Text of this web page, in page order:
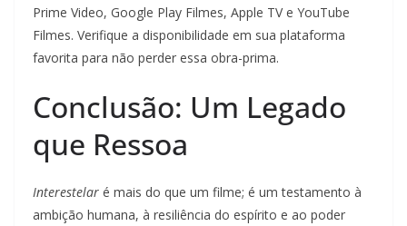
Prime Video, Google Play Filmes, Apple TV e YouTube
Filmes. Verifique a disponibilidade em sua plataforma
favorita para não perder essa obra-prima.
Conclusão: Um Legado
que Ressoa
Interestelar é mais do que um filme; é um testamento à
ambição humana, à resiliência do espírito e ao poder